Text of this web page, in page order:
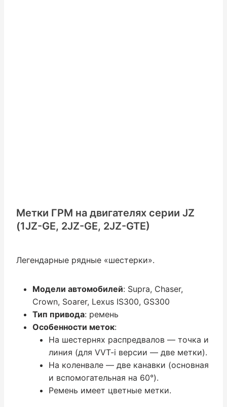
Метки ГРМ на двигателях серии JZ
(1JZ-GE, 2JZ-GE, 2JZ-GTE)
Легендарные рядные «шестерки».
Модели автомобилей: Supra, Chaser,
Crown, Soarer, Lexus IS300, GS300
Тип привода: ремень
Особенности меток:
На шестернях распредвалов — точка и
линия (для VVT-i версии — две метки).
На коленвале — две канавки (основная
и вспомогательная на 60°).
Ремень имеет цветные метки.